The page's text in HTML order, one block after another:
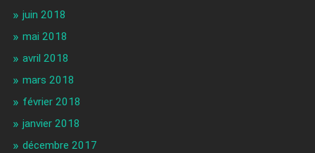
juin 2018
mai 2018
avril 2018
mars 2018
février 2018
janvier 2018
décembre 2017